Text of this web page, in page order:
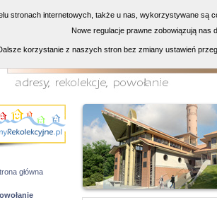
główna
stronach internetowych, także u nas, wykorzystywane są
Nowe regulacje prawne zobowiązują nas
korzystanie z naszych stron bez zmiany ustawień